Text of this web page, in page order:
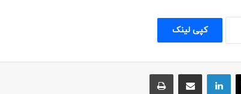
کپی لینک
ایکس لینکداین